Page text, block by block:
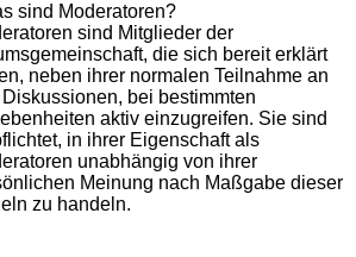
sind Moderatoren?
sind Mitglieder der
die sich bereit erklärt
neben ihrer normalen Teilnahme an
bei bestimmten
aktiv einzugreifen. Sie sind
in ihrer Eigenschaft als
unabhängig von ihrer
Meinung nach Maßgabe dieser
zu handeln.